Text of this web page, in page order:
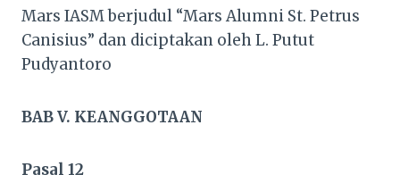
Mars IASM berjudul “Mars Alumni St. Petrus
Canisius” dan diciptakan oleh L. Putut
Pudyantoro
BAB V. KEANGGOTAAN
Pasal 12